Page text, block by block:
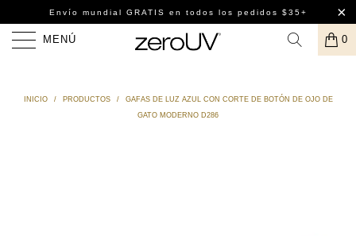
Envío mundial GRATIS en todos los pedidos $35+
MENÚ 0
INICIO / PRODUCTOS /
GAFAS DE LUZ AZUL CON CORTE DE BOTÓN DE OJO DE
GATO MODERNO D286